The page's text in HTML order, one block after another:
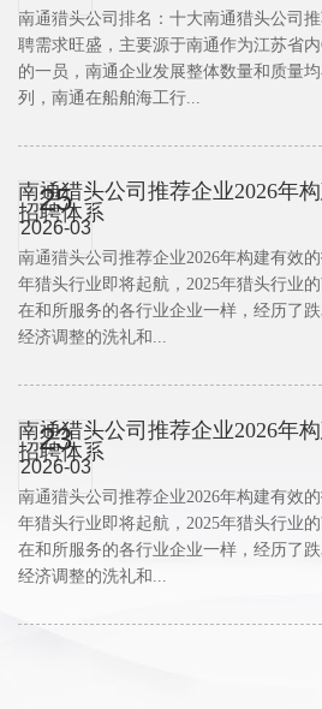
南通猎头公司排名：十大南通猎头公司
聘需求旺盛，主要源于南通作为江苏省
的一员，南通企业发展整体数量和质量
列，南通在船舶海工行...
25
2026-03
南通猎头公司推荐企业2026年
招聘体系
南通猎头公司推荐企业2026年构建有效
年猎头行业即将起航，2025年猎头行业
在和所服务的各行业企业一样，经历了
经济调整的洗礼和...
23
2026-03
南通猎头公司推荐企业2026年
招聘体系
南通猎头公司推荐企业2026年构建有效
年猎头行业即将起航，2025年猎头行业
在和所服务的各行业企业一样，经历了
经济调整的洗礼和...